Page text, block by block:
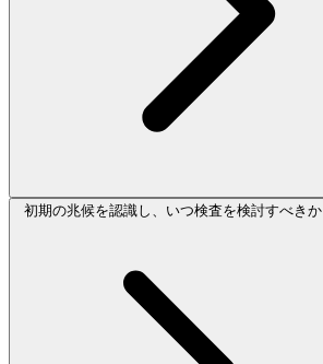
初期の兆候を認識し、いつ検査を検討すべきか